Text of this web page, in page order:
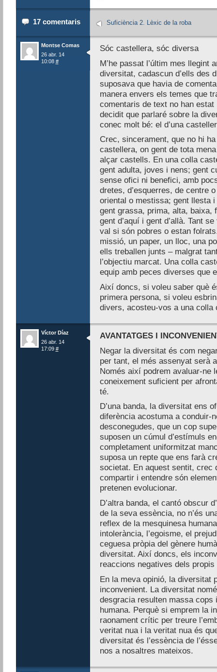
17 comentaris Suficiència 2. Lèxic de la roba
Montse Comas
26 abr. 14
10:08 #
Sóc castellera, sóc diversa
M’he passat l’últim mes llegint
diversitat, cadascun d’ells des
suposava que havia de
manera envers els temes que
comentaris de text no han
decidit que parlaré sobre la
conec molt bé: el d’una
Crec, sincerament, que no hi
castellera, on gent de tota
alçar castells. En una colla
gent adulta, joves i nens; gent
sense ofici ni benefici, amb
dretes, d’esquerres, de centre
oriental o mestissa; gent llesta
gent grassa, prima, alta, baixa,
gent d’aquí i gent d’allà. Tant
val si són pobres o estan
missió, un paper, un lloc, una
ells treballen junts – malgrat
l’objectiu marcat. Una colla
equip amb peces diverses que
Així doncs, si voleu saber què
primera persona, si voleu
divers, acosteu-vos a una colla
Víctor Díaz
26 abr. 14
17:09 #
AVANTATGES I
Negar la diversitat és com
per tant, el més assenyat serà
Només així podrem avaluar-ne
coneixement suficient per
té.
D’una banda, la diversitat ens
diferència acostuma a conduir-
desconegudes, que un cop
suposen un cúmul d’estímuls
completament uniformitzat
suposa un repte que ens farà
societat. En aquest sentit, crec
compartir i entendre són
pretenen evolucionar.
D’altra banda, el cantó obscur
de la seva essència, no n’és
reflex de la mesquinesa
intolerància, l’egoisme, el
ceguesa pròpia del gènere
diversitat. Així doncs, els
reaccions negatives dels
En la meva opinió, la diversitat
inconvenient. La diversitat
desgracia resulten massa
humana. Perquè si emprem la
raonament crític per treure
veritat nua i la veritat nua és
diversitat és l’essència de
nos a nosaltres mateixos.